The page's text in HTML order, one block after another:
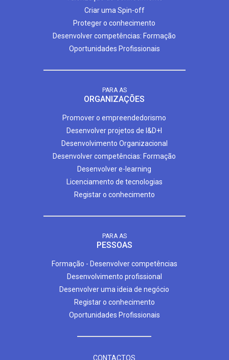
Criar uma Spin-off
Proteger o conhecimento
Desenvolver competências: Formação
Oportunidades Profissionais
PARA AS
ORGANIZAÇÕES
Promover o empreendedorismo
Desenvolver projetos de I&D+I
Desenvolvimento Organizacional
Desenvolver competências: Formação
Desenvolver e-learning
Licenciamento de tecnologias
Registar o conhecimento
PARA AS
PESSOAS
Formação - Desenvolver competências
Desenvolvimento profissional
Desenvolver uma ideia de negócio
Registar o conhecimento
Oportunidades Profissionais
CONTACTOS